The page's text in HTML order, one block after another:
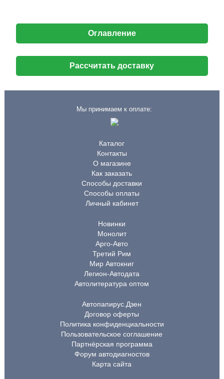
Оглавление
Рассчитать доставку
Мы принимаем к оплате:
Каталог
Контакты
О магазине
Как заказать
Способы доставки
Способы оплаты
Личный кабинет
Новинки
Монолит
Арго-Авто
Третий Рим
Мир Автокниг
Легион-Автодата
Автолитература оптом
Автопапирус.Дзен
Договор оферты
Политика конфиденциальности
Пользовательское соглашение
Партнёрская программа
Форум автодиагностов
Карта сайта